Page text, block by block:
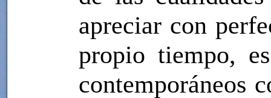
apreciar con
propio tiempo,
contemporáneos